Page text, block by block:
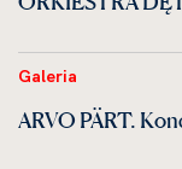
Galeria
ARVO PÄRT.